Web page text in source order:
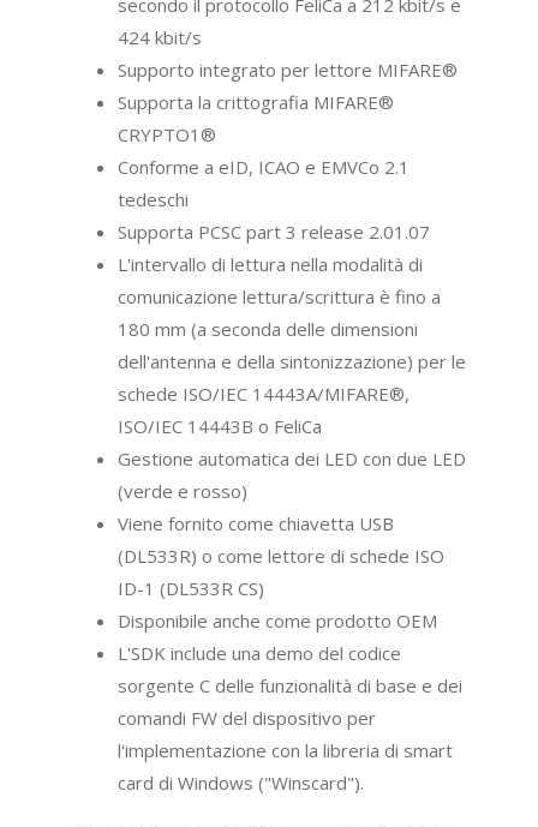
424 kbit/s
Supporto integrato per lettore MIFARE®
Supporta la crittografia MIFARE®
CRYPTO1®
Conforme a eID, ICAO e EMVCo 2.1
tedeschi
Supporta PCSC part 3 release 2.01.07
L'intervallo di lettura nella modalità di
comunicazione lettura/scrittura è fino a
180 mm (a seconda delle dimensioni
dell'antenna e della sintonizzazione) per le
schede ISO/IEC 14443A/MIFARE®,
ISO/IEC 14443B o FeliCa
Gestione automatica dei LED con due LED
(verde e rosso)
Viene fornito come chiavetta USB
(DL533R) o come lettore di schede ISO
ID-1 (DL533R CS)
Disponibile anche come prodotto OEM
L'SDK include una demo del codice
sorgente C delle funzionalità di base e dei
comandi FW del dispositivo per
l'implementazione con la libreria di smart
card di Windows ("Winscard").